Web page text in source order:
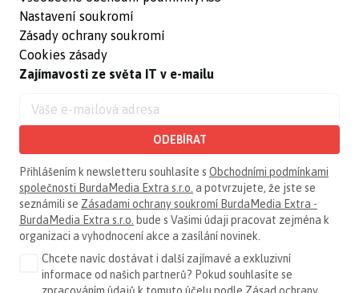
Nastavení soukromí
Zásady ochrany soukromí
Cookies zásady
Zajímavosti ze světa IT v e-mailu
ODEBÍRAT
Přihlášením k newsletteru souhlasíte s Obchodními podmínkami
společnosti BurdaMedia Extra s.r.o. a potvrzujete, že jste se
seznámili se Zásadami ochrany soukromí BurdaMedia Extra -
BurdaMedia Extra s.r.o. bude s Vašimi údaji pracovat zejména k
organizaci a vyhodnocení akce a zasílání novinek.
Chcete navíc dostávat i další zajímavé a exkluzivní
informace od našich partnerů? Pokud souhlasíte se